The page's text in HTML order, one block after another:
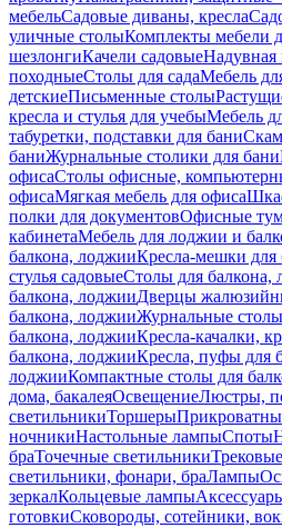
мебельСадовые диваны, кресла
уличные столыКомплекты мебели
шезлонгиКачели садовыеНадувная
походныеСтолы для садаМебель
детскиеПисьменные столы
кресла и стулья для учебыМебель
табуретки, подставки для бани
баниЖурнальные столики для бани
офисаСтолы офисные,
офисаМягкая мебель для офиса
полки для документовОфисные
кабинетаМебель для лоджии и
балкона, лоджииКресла-мешки для
стулья садовыеСтолы для балкона,
балкона, лоджииДверцы
балкона, лоджииЖурнальные
балкона, лоджииКресла-качалки,
балкона, лоджииКресла, пуфы для
лоджииКомпактные столы для
дома, бакалеяОсвещениеЛюстры,
светильникиТоршеры
ночникиНастольные лампыСпоты
браТочечные светильники
светильники, фонари, браЛампы
зеркалКольцевые лампы
готовкиСковороды, сотейники,